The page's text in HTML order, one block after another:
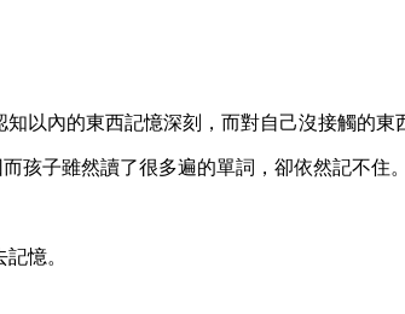
以內的東西記憶深刻，而對自己沒接觸的東
孩子雖然讀了很多遍的單詞，卻依然記不住。
憶。